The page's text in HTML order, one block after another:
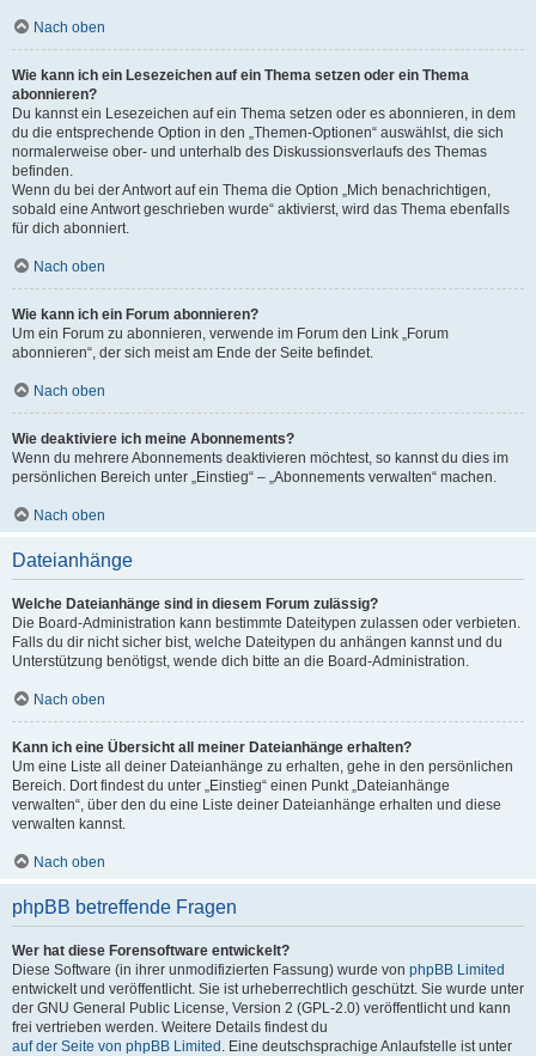
Nach oben
Wie kann ich ein Lesezeichen auf ein Thema setzen oder ein Thema
abonnieren?
Du kannst ein Lesezeichen auf ein Thema setzen oder es abonnieren, in dem
du die entsprechende Option in den „Themen-Optionen“ auswählst, die sich
normalerweise ober- und unterhalb des Diskussionsverlaufs des Themas
befinden.
Wenn du bei der Antwort auf ein Thema die Option „Mich benachrichtigen,
sobald eine Antwort geschrieben wurde“ aktivierst, wird das Thema ebenfalls
für dich abonniert.
Nach oben
Wie kann ich ein Forum abonnieren?
Um ein Forum zu abonnieren, verwende im Forum den Link „Forum
abonnieren“, der sich meist am Ende der Seite befindet.
Nach oben
Wie deaktiviere ich meine Abonnements?
Wenn du mehrere Abonnements deaktivieren möchtest, so kannst du dies im
persönlichen Bereich unter „Einstieg“ – „Abonnements verwalten“ machen.
Nach oben
Dateianhänge
Welche Dateianhänge sind in diesem Forum zulässig?
Die Board-Administration kann bestimmte Dateitypen zulassen oder verbieten.
Falls du dir nicht sicher bist, welche Dateitypen du anhängen kannst und du
Unterstützung benötigst, wende dich bitte an die Board-Administration.
Nach oben
Kann ich eine Übersicht all meiner Dateianhänge erhalten?
Um eine Liste all deiner Dateianhänge zu erhalten, gehe in den persönlichen
Bereich. Dort findest du unter „Einstieg“ einen Punkt „Dateianhänge
verwalten“, über den du eine Liste deiner Dateianhänge erhalten und diese
verwalten kannst.
Nach oben
phpBB betreffende Fragen
Wer hat diese Forensoftware entwickelt?
Diese Software (in ihrer unmodifizierten Fassung) wurde von phpBB Limited
entwickelt und veröffentlicht. Sie ist urheberrechtlich geschützt. Sie wurde unter
der GNU General Public License, Version 2 (GPL-2.0) veröffentlicht und kann
frei vertrieben werden. Weitere Details findest du
auf der Seite von phpBB Limited . Eine deutschsprachige Anlaufstelle ist unter